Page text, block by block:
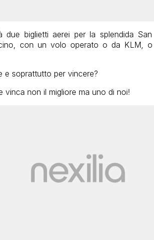
due biglietti aerei per la splendida
con un volo operato o da KLM,
e soprattutto per vincere?
non il migliore ma uno di noi!